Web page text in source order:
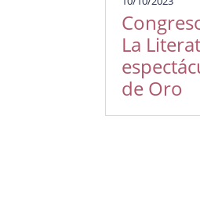
La
de Oro